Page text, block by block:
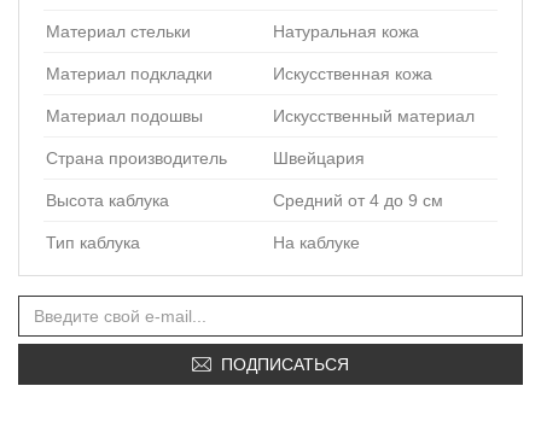
Материал стельки Натуральная кожа
Материал подкладки Искусственная кожа
Материал подошвы Искусственный материал
Страна производитель Швейцария
Высота каблука Средний от 4 до 9 см
Тип каблука На каблуке
ПОДПИСАТЬСЯ